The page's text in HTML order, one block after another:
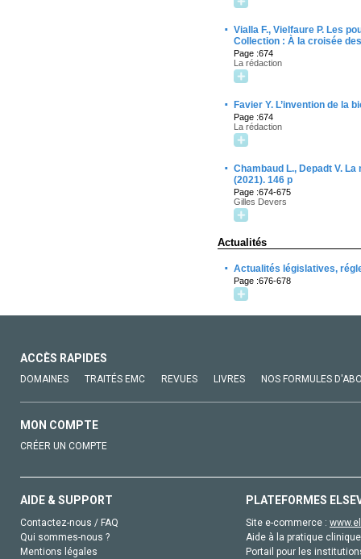
· Vialla F., Vielfaure P. Les
Collection : À la croisée
Page :674
La rédaction
· Favier Y. L’invention de la
Page :674
La rédaction
· Chambaud L., Depadt V.
(2021). 146 p
Page :674-675
Gilles Devers
Actualités
· Actualités législatives,
Page :676-678
ACCÈS RAPIDES
DOMAINES TRAITÉS EMC REVUES LIVRES NOS FORMULES
MON COMPTE
CRÉER UN COMPTE
AIDE & SUPPORT
Contactez-nous / FAQ
Qui sommes-nous ?
Mentions légales
PLATEFORMES
Site e-commerce :
Aide à la pratique
Portail pour les